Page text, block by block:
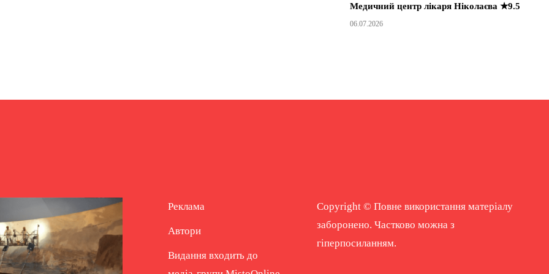
Медичний центр лікаря Ніколаєва ★9.5
06.07.2026
Реклама
Автори
Видання входить до
Copyright © Повне використання матеріалу
заборонено. Частково можна з
гіперпосиланням.